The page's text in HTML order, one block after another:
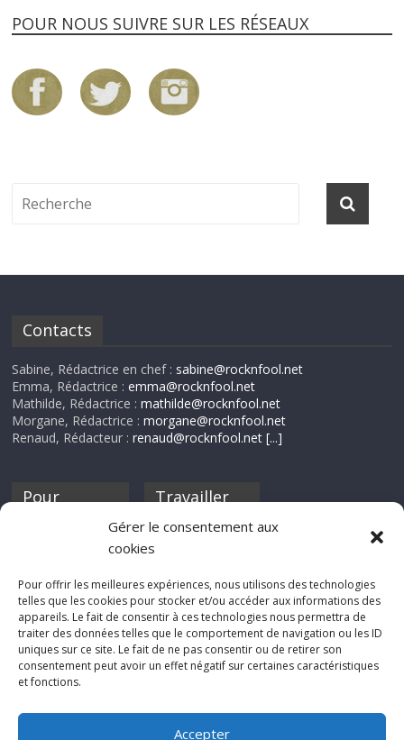
Gérer le consentement aux
cookies
Pour offrir les meilleures expériences, nous utilisons des technologies
telles que les cookies pour stocker et/ou accéder aux informations des
appareils. Le fait de consentir à ces technologies nous permettra de
traiter des données telles que le comportement de navigation ou les ID
uniques sur ce site. Le fait de ne pas consentir ou de retirer son
consentement peut avoir un effet négatif sur certaines caractéristiques
et fonctions.
Accepter
POUR NOUS SUIVRE SUR LES RÉSEAUX
Contacts
Sabine, Rédactrice en chef : sabine@rocknfool.net
Emma, Rédactrice :emma@rocknfool.net
Mathilde, Rédactrice :mathilde@rocknfool.net
Morgane, Rédactrice :morgane@rocknfool.net
Renaud, Rédacteur :renaud@rocknfool.net [...]
Pour
discothèque
Travailler
Si tu souhaites
Rocknfool, n'hésite
pas à nous envoyer
tes chroniques de
concerts, de films,
séries ou des billets
d'humeur :